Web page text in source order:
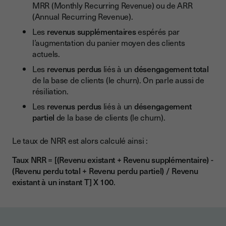
MRR (Monthly Recurring Revenue) ou de ARR
(Annual Recurring Revenue).
Les revenus supplémentairesespérés par
l’augmentation du panier moyen des clients
actuels.
Les revenus perdusliés à un désengagement total
de la base de clients (le churn). On parle aussi de
résiliation.
Les revenus perdusliés à un désengagement
partiel de la base de clients (le churn).
Le taux de NRR est alors calculé ainsi :
Taux NRR= [(Revenu existant + Revenu supplémentaire) -
(Revenu perdu total + Revenu perdu partiel) / Revenu
existant à un instant T] X 100.